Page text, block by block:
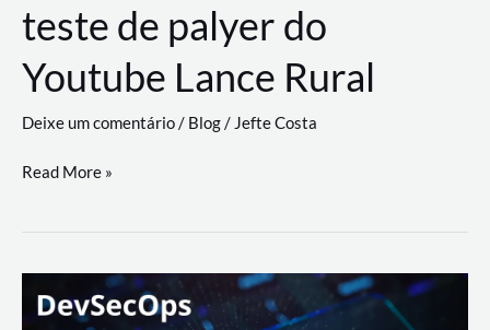
de
trabalho
com
a
workflows
teste de palyer do
Youtube Lance Rural
Deixe um comentário/ Blog/ Jefte Costa
teste
palyer
Lance
Read More »